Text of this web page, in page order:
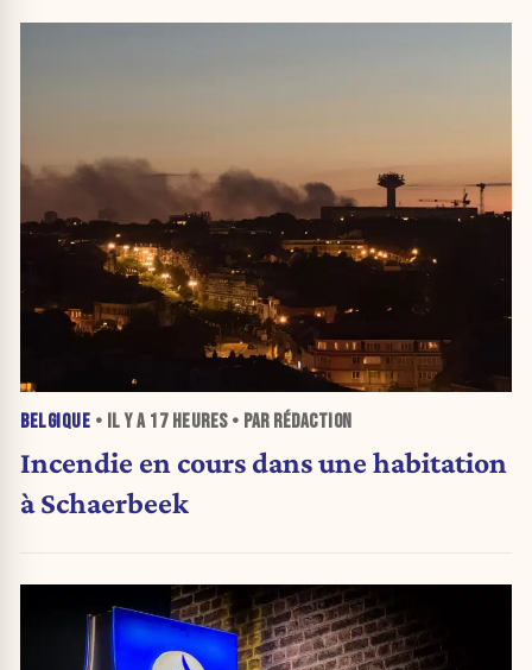
BELGIQUE • IL Y A 17 HEURES• PAR RÉDACTION
Incendie en cours dans une habitation
à Schaerbeek